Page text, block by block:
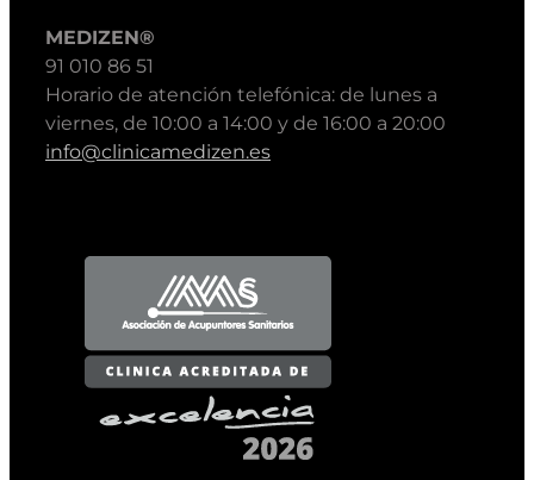
MEDIZEN®
91 010 86 51
Horario de atención telefónica: de lunes a
viernes, de 10:00 a 14:00 y de 16:00 a 20:00
info@clinicamedizen.es